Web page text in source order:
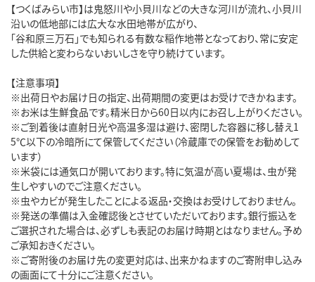
【つくばみらい市】は鬼怒川や小貝川などの大きな河川が流れ、小貝川
沿いの低地部には広大な水田地帯が広がり、
「谷和原三万石」でも知られる有数な稲作地帯となっており、常に安定
した供給と変わらないおいしさを守り続けています。
【注意事項】
※出荷日やお届け日の指定、出荷期間の変更はお受けできかねます。
※お米は生鮮食品です。精米日から60日以内にお召し上がりください。
※ご到着後は直射日光や高温多湿は避け、密閉した容器に移し替え1
5℃以下の冷暗所にて保管してください（冷蔵庫での保管をお勧めして
います）
※米袋には通気口が開いております。特に気温が高い夏場は、虫が発
生しやすいのでご注意ください。
※虫やカビが発生したことによる返品・交換はお受けしておりません。
※発送の準備は入金確認後とさせていただいております。銀行振込を
ご選択された場合は、必ずしも表記のお届け時期とはなりません。予め
ご承知おきください。
※ご寄附後のお届け先の変更対応は、出来かねますのご寄附申し込み
の画面にて十分にご注意ください。